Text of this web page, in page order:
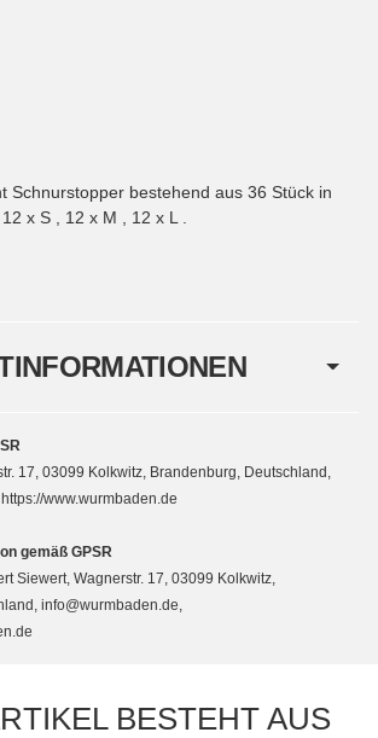
Schnurstopper bestehend aus 36 Stück in
x S , 12 x M , 12 x L .
17, 03099 Kolkwitz, Brandenburg, Deutschland,
www.wurmbaden.de
gemäß GPSR
Siewert, Wagnerstr. 17, 03099 Kolkwitz,
info@wurmbaden.de,
BESTEHT AUS